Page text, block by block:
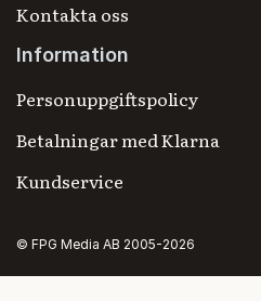
Kontakta oss
Information
Personuppgiftspolicy
Betalningar med Klarna
Kundservice
© FPG Media AB 2005-2026